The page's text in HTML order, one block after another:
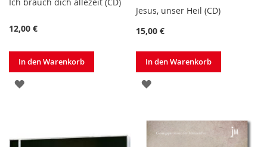
12,00 €
In den Warenkorb
ZUR
Jesus, unser Heil (CD)
15,00 €
In den Warenkorb
ZUR
HINZUFÜGEN